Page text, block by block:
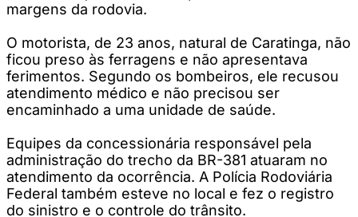
margens da rodovia.
O motorista, de 23 anos, natural de Caratinga, não
ficou preso às ferragens e não apresentava
ferimentos. Segundo os bombeiros, ele recusou
atendimento médico e não precisou ser
encaminhado a uma unidade de saúde.
Equipes da concessionária responsável pela
administração do trecho da BR-381 atuaram no
atendimento da ocorrência. A Polícia Rodoviária
Federal também esteve no local e fez o registro
do sinistro e o controle do trânsito.